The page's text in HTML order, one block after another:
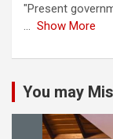
"Present
... Show More
You may